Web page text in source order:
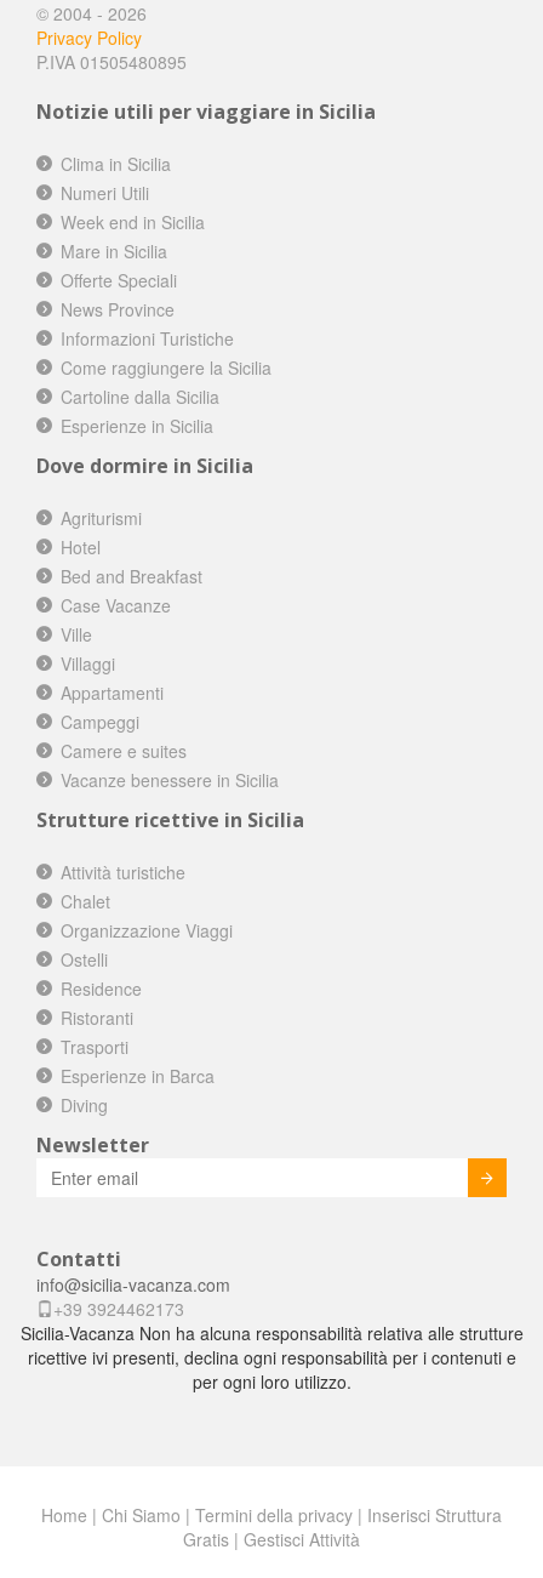
© 2004 - 2026
Privacy Policy
P.IVA 01505480895
Notizie utili per viaggiare in Sicilia
Clima in Sicilia
Numeri Utili
Week end in Sicilia
Mare in Sicilia
Offerte Speciali
News Province
Informazioni Turistiche
Come raggiungere la Sicilia
Cartoline dalla Sicilia
Esperienze in Sicilia
Dove dormire in Sicilia
Agriturismi
Hotel
Bed and Breakfast
Case Vacanze
Ville
Villaggi
Appartamenti
Campeggi
Camere e suites
Vacanze benessere in Sicilia
Strutture ricettive in Sicilia
Attività turistiche
Chalet
Organizzazione Viaggi
Ostelli
Residence
Ristoranti
Trasporti
Esperienze in Barca
Diving
Newsletter
Contatti
info@sicilia-vacanza.com
+39 3924462173
Sicilia-Vacanza Non ha alcuna responsabilità relativa alle strutture
ricettive ivi presenti, declina ogni responsabilità per i contenuti e
per ogni loro utilizzo.
Home | Chi Siamo | Termini della privacy | Inserisci Struttura
Gratis | Gestisci Attività